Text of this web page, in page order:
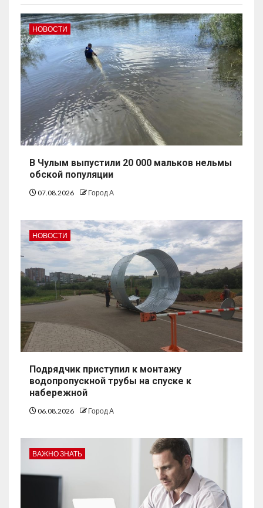
НОВОСТИ
В Чулым выпустили 20 000 мальков нельмы
обской популяции
07.08.2026 Город А
НОВОСТИ
Подрядчик приступил к монтажу
водопропускной трубы на спуске к
набережной
06.08.2026 Город А
ВАЖНО ЗНАТЬ